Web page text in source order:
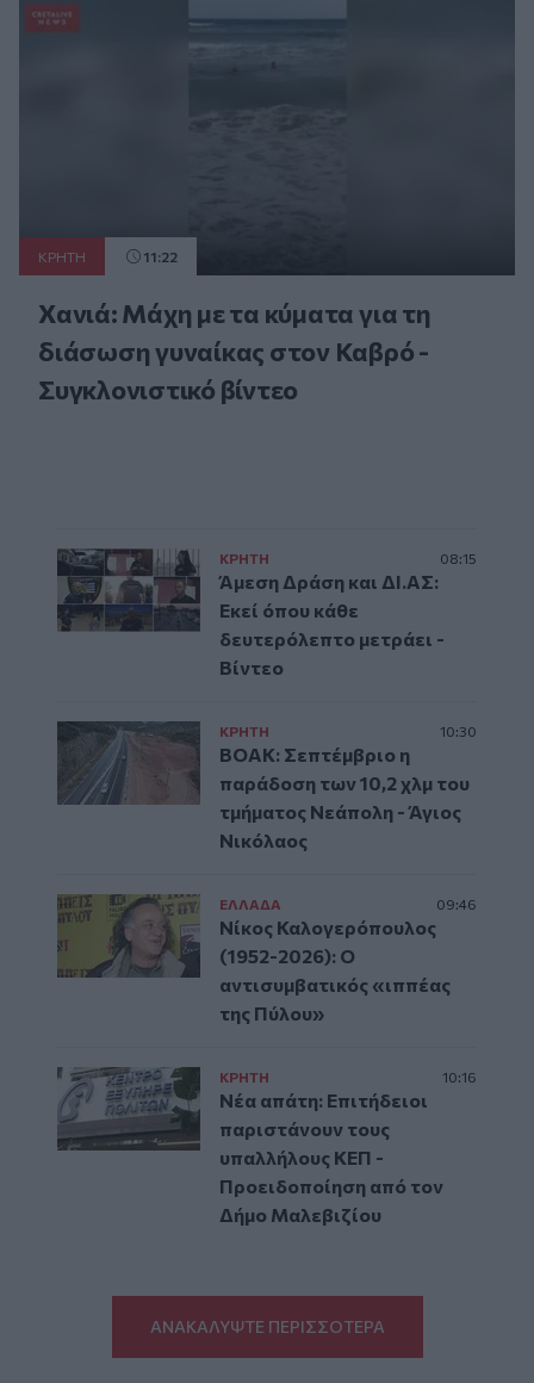
ΚΡΗΤΗ 11:22
Χανιά: Μάχη με τα κύματα για τη
διάσωση γυναίκας στον Καβρό -
Συγκλονιστικό βίντεο
ΚΡΗΤΗ 08:15
Άμεση Δράση και ΔΙ.ΑΣ:
Εκεί όπου κάθε
δευτερόλεπτο μετράει -
Βίντεο
ΚΡΗΤΗ 10:30
ΒΟΑΚ: Σεπτέμβριο η
παράδοση των 10,2 χλμ του
τμήματος Νεάπολη - Άγιος
Νικόλαος
ΕΛΛAΔΑ 09:46
Νίκος Καλογερόπουλος
(1952-2026): O
αντισυμβατικός «ιππέας
της Πύλου»
ΚΡΗΤΗ 10:16
Νέα απάτη: Επιτήδειοι
παριστάνουν τους
υπαλλήλους ΚΕΠ -
Προειδοποίηση από τον
Δήμο Μαλεβιζίου
ΑΝΑΚΑΛΥΨΤΕ ΠΕΡΙΣΣΟΤΕΡΑ